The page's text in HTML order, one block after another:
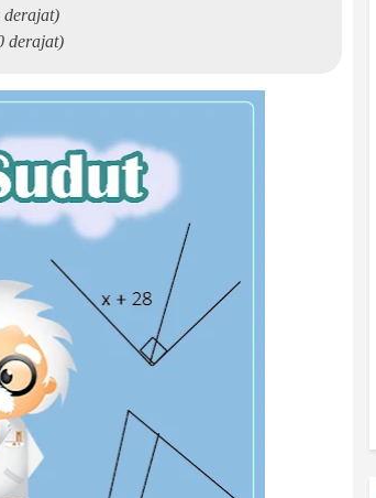
derajat)
derajat)